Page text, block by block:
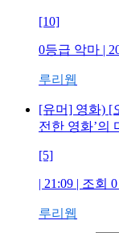
[10]
0등급 악마 |
루리웹
[유머] 영화) [
전한 영화’의
[5]
| 21:09 | 조회 0
루리웹